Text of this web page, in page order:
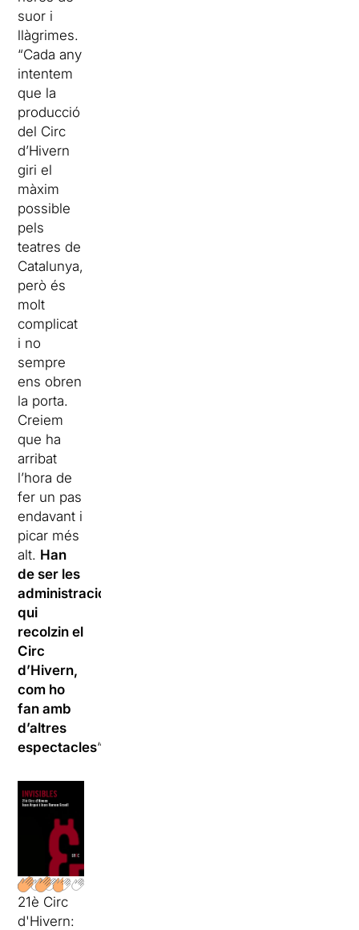
suor i
llàgrimes.
“Cada any
intentem
que la
producció
del Circ
d’Hivern
giri el
màxim
possible
pels
teatres de
Catalunya,
però és
molt
complicat
i no
sempre
ens obren
la porta.
Creiem
que ha
arribat
l’hora de
fer un pas
endavant i
picar més
alt. Han
de ser les
administracions
qui
recolzin el
Circ
d’Hivern,
com ho
fan amb
d’altres
espectacles“.
21è Circ
d'Hivern: